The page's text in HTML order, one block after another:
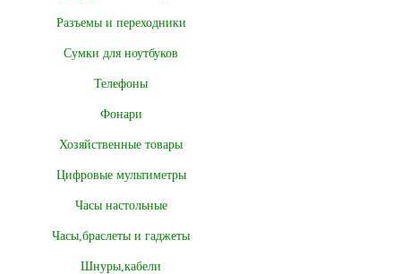
Разъемы и переходники
Сумки для ноутбуков
Телефоны
Фонари
Хозяйственные товары
Цифровые мультиметры
Часы настольные
Часы,браслеты и гаджеты
Шнуры,кабели